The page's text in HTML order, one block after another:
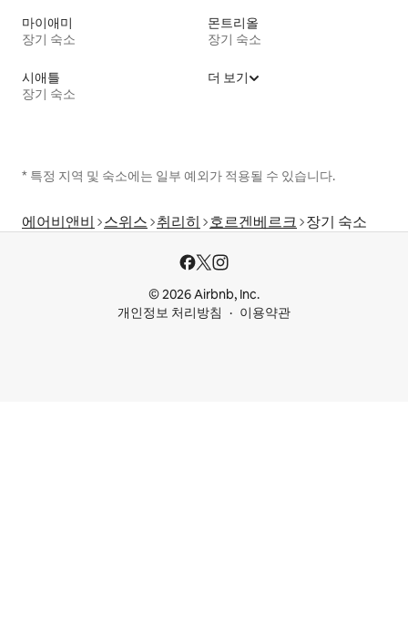
마이애미
장기 숙소
몬트리올
장기 숙소
시애틀
장기 숙소
더 보기
* 특정 지역 및 숙소에는 일부 예외가 적용될 수 있습니다.
에어비앤비 스위스 취리히 호르겐베르크 장기 숙소
© 2026 Airbnb, Inc.
개인정보 처리방침
이용약관